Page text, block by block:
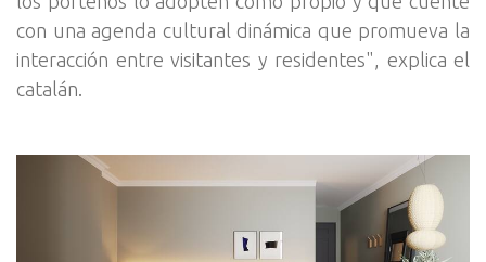
con una agenda cultural dinámica que promueva la
interacción entre visitantes y residentes", explica el
catalán.